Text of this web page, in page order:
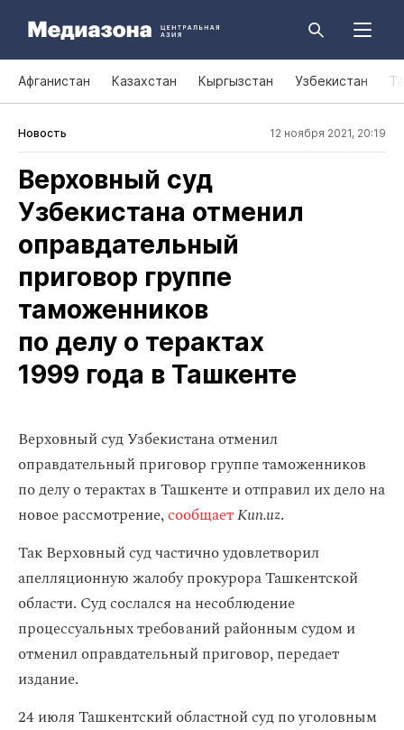
Афганистан Казахстан Кыргызстан Узбекистан
Новость 12 ноября 2021, 20:19
Верховный суд
Узбекистана отменил
оправдательный
приговор группе
таможенников
по делу о терактах
1999 года в Ташкенте
Верховный суд Узбекистана отменил
оправдательный приговор группе таможенников
по делу о терактах в Ташкенте и отправил их дело на
новое рассмотрение,сообщаетKun.uz.
Так Верховный суд частично удовлетворил
апелляционную жалобу прокурора Ташкентской
области. Суд сослался на несоблюдение
процессуальных требований районным судом и
отменил оправдательный приговор, передает
издание.
24 июля Ташкентский областной суд по уголовным